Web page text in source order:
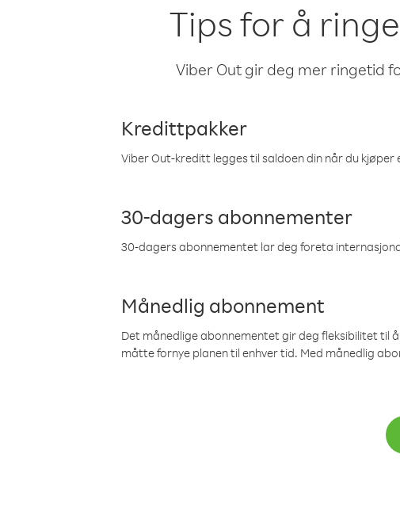
Tips for å
Viber Out gir deg mer ringetid
Kredittpakker
Viber Out-kreditt legges til saldoen din når du
30-dagers abonnementer
30-dagers abonnementet lar deg foreta
Månedlig abonnement
Det månedlige abonnementet gir deg fleksibilitet til
måtte fornye planen til enhver tid. Med månedlig